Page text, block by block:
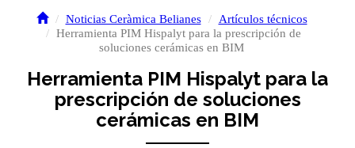
Noticias Ceràmica Belianes
Artículos técnicos
Herramienta PIM Hispalyt para la prescripción de
soluciones cerámicas en BIM
Herramienta PIM Hispalyt para la
prescripción de soluciones
cerámicas en BIM